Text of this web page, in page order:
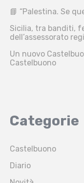
📘 “Palestina. Se
Sicilia, tra banditi,
dell’assessorato
Un nuovo
Castelbuono
Categorie
Castelbuono
Diario